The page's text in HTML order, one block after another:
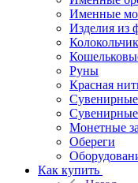
Именные
Изделия из
Руны
Красная
Монетные
Обереги
Как купить